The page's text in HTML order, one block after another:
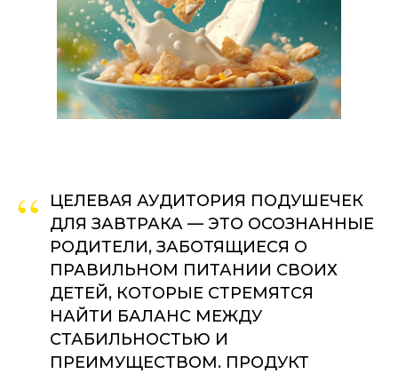
“
ЦЕЛЕВАЯ АУДИТОРИЯ ПОДУШЕЧЕК
ДЛЯ ЗАВТРАКА — ЭТО ОСОЗНАННЫЕ
РОДИТЕЛИ, ЗАБОТЯЩИЕСЯ О
ПРАВИЛЬНОМ ПИТАНИИ СВОИХ
ДЕТЕЙ, КОТОРЫЕ СТРЕМЯТСЯ
НАЙТИ БАЛАНС МЕЖДУ
СТАБИЛЬНОСТЬЮ И
ПРЕИМУЩЕСТВОМ. ПРОДУКТ